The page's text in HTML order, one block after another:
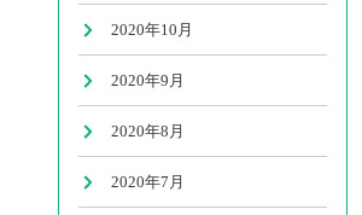
2020年10月
2020年9月
2020年8月
2020年7月